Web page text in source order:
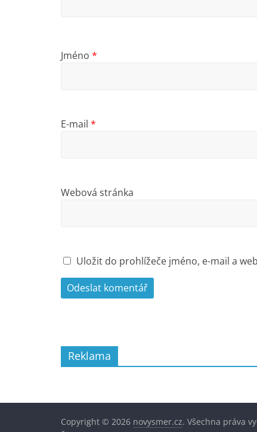
Jméno *
E-mail *
Webová stránka
Uložit do prohlížeče jméno, e-mail a
Reklama
Copyright © 2026 novysmer.cz. Všechna práva